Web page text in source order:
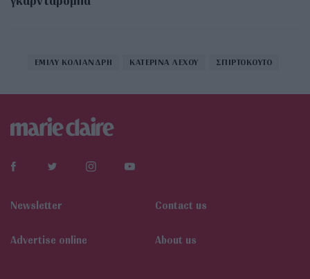
ΕΜΙΛΥ ΚΟΛΙΑΝΔΡΗ ΚΑΤΕΡΙΝΑ ΛΕΧΟΥ ΣΠΙΡΤΟΚΟΥΤΟ
Newsletter Contact us
Αdvertise online About us